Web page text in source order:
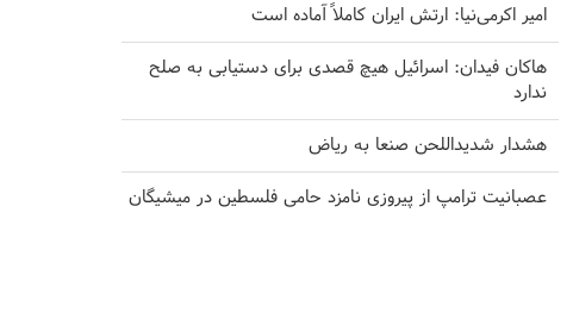
امیر اکرمی‌نیا: ارتش ایران کاملاً آماده است
هاکان فیدان: اسرائیل هیچ قصدی برای دستیابی به صلح
ندارد
هشدار شدیداللحن صنعا به ریاض
عصبانیت ترامپ از پیروزی نامزد حامی فلسطین در میشیگان